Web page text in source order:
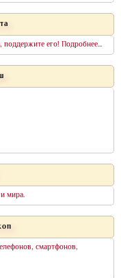
поддержите его! Подробнее...
мира.
смартфонов,